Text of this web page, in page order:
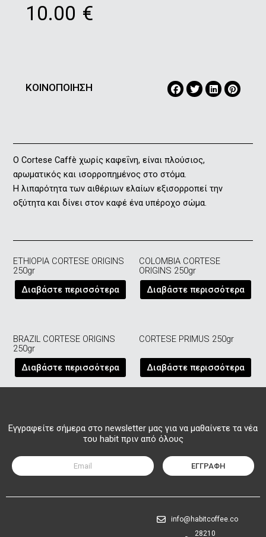
10.00 €
ΚΟΙΝΟΠΟΙΗΣΗ
Ο Cortese Caffè χωρίς καφεΐνη, είναι πλούσιος,
αρωματικός και ισορροπημένος στο στόμα.
Η λιπαρότητα των αιθέριων ελαίων εξισορροπεί την
οξύτητα και δίνει στον καφέ ένα υπέροχο σώμα.
ETHIOPIA CORTESE ORIGINS
250gr
Διαβάστε περισσότερα
COLOMBIA CORTESE
ORIGINS 250gr
Διαβάστε περισσότερα
BRAZIL CORTESE ORIGINS
250gr
Διαβάστε περισσότερα
CORTESE PRIMUS 250gr
Διαβάστε περισσότερα
Εγγραφείτε σήμερα στο newsletter μας για να μαθαίνετε τα νέα
του habit πριν από όλους
ΕΓΓΡΑΦΗ
info@habitcoffee.co
28210